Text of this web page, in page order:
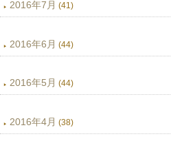
2016年7月 (41)
2016年6月 (44)
2016年5月 (44)
2016年4月 (38)